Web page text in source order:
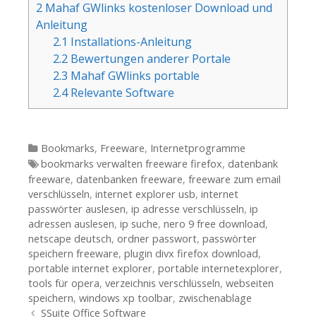
2 Mahaf GWlinks kostenloser Download und
Anleitung
2.1 Installations-Anleitung
2.2 Bewertungen anderer Portale
2.3 Mahaf GWlinks portable
2.4Relevante Software
Kategorien
Bookmarks, Freeware, Internetprogramme
Tags
bookmarks verwalten freeware firefox, datenbank
freeware, datenbanken freeware, freeware zum email
verschlüsseln, internet explorer usb, internet
passwörter auslesen, ip adresse verschlüsseln, ip
adressen auslesen, ip suche, nero 9 free download,
netscape deutsch, ordner passwort, passwörter
speichern freeware, plugin divx firefox download,
portable internet explorer, portable internetexplorer,
tools für opera, verzeichnis verschlüsseln, webseiten
speichern, windows xp toolbar, zwischenablage
Beitrags-Navigation
SSuite Office Software